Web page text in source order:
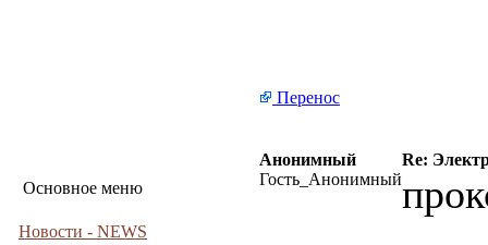
Основное меню
Новости - NEWS
Перенос
Анонимный
Re:
Гость_Анонимный